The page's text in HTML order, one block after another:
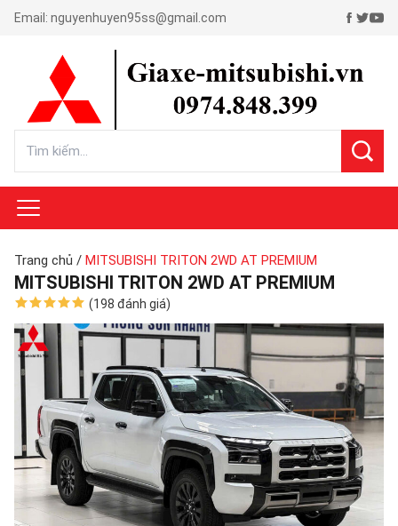
Email: nguyenhuyen95ss@gmail.com
Trang chủ / MITSUBISHI TRITON 2WD AT PREMIUM
MITSUBISHI TRITON 2WD AT PREMIUM
(198 đánh giá)